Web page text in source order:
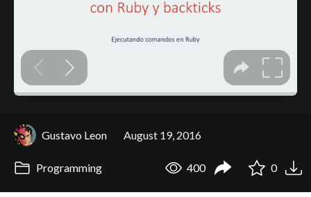
Gustavo Leon August 19, 2016
Programming 400 0